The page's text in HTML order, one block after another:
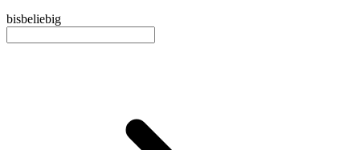
bisbeliebig